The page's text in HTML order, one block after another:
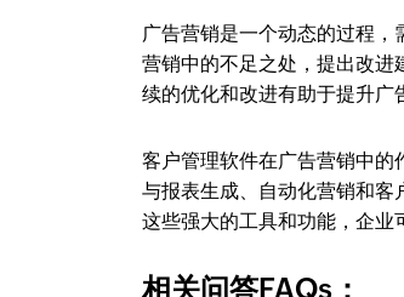
广告营销是一个动态的过程
营销中的不足之处，提出改
续的优化和改进有助于提升广
客户管理软件在广告营销中
与报表生成、自动化营销和客
这些强大的工具和功能，企业
相关问答FAQs：